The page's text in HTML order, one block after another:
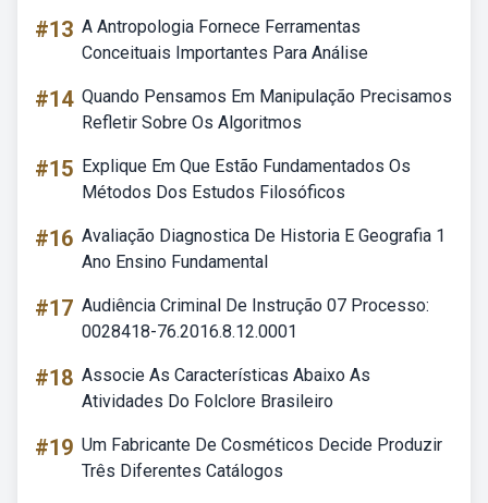
#13 A Antropologia Fornece Ferramentas
Conceituais Importantes Para Análise
#14 Quando Pensamos Em Manipulação Precisamos
Refletir Sobre Os Algoritmos
#15 Explique Em Que Estão Fundamentados Os
Métodos Dos Estudos Filosóficos
#16 Avaliação Diagnostica De Historia E Geografia 1
Ano Ensino Fundamental
#17 Audiência Criminal De Instrução 07 Processo:
0028418-76.2016.8.12.0001
#18 Associe As Características Abaixo As
Atividades Do Folclore Brasileiro
#19 Um Fabricante De Cosméticos Decide Produzir
Três Diferentes Catálogos